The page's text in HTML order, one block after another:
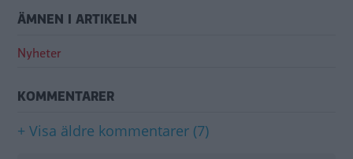
ÄMNEN I ARTIKELN
Nyheter
KOMMENTARER
+ Visa äldre kommentarer (7)